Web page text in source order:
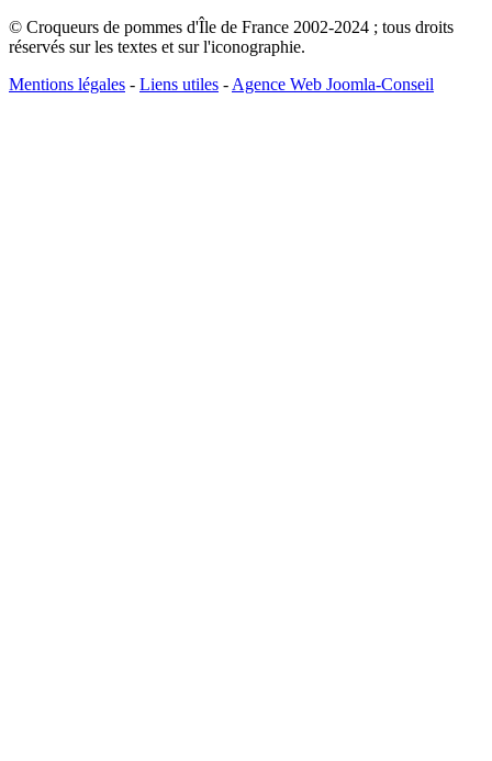
© Croqueurs de pommes d'Île de France 2002-2024 ; tous droits
réservés sur les textes et sur l'iconographie.
Mentions légales - Liens utiles - Agence Web Joomla-Conseil